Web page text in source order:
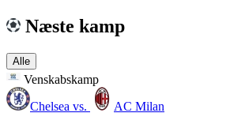
Næste kamp
Alle
Venskabskamp
Chelsea vs. AC Milan